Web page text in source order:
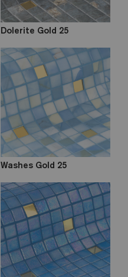
Dolerite Gold 25
Washes Gold 25